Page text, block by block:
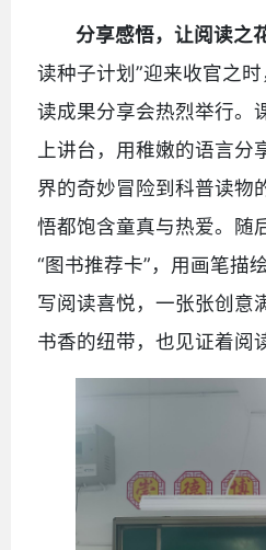
分享感悟，让阅读之
读种子计划”迎来收官之
读成果分享会热烈举行。
上讲台，用稚嫩的语言分
界的奇妙冒险到科普读物
悟都饱含童真与热爱。随
“图书推荐卡”，用画笔描
写阅读喜悦，一张张创意
书香的纽带，也见证着阅